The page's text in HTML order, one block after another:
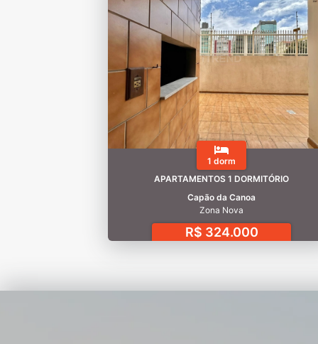
1 dorm
APARTAMENTOS 1 DORMITÓRIO
Capão da Canoa
Zona Nova
R$ 324.000